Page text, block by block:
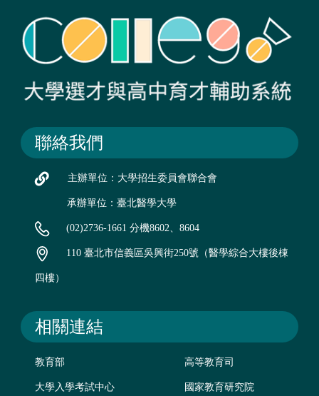
聯絡我們
主辦單位：大學招生委員會聯合會
承辦單位：臺北醫學大學
(02)2736-1661 分機8602、8604
110 臺北市信義區吳興街250號（醫學綜合大樓後棟
四樓）
相關連結
教育部 高等教育司
大學入學考試中心 國家教育研究院